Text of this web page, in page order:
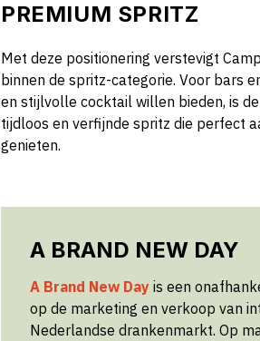
PREMIUM SPRITZ
Met deze positionering verstevigt
binnen de spritz-categorie. Voor bars
en stijlvolle cocktail willen bieden, is
tijdloos en verfijnde spritz die perfect
genieten.
A BRAND NEW DAY
A Brand New Day is een
op de marketing en verkoop van
Nederlandse drankenmarkt. Op